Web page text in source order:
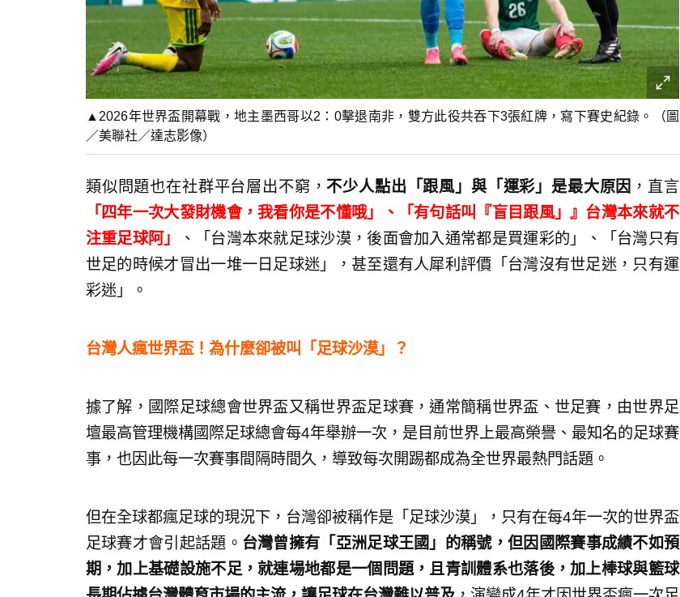
▲2026年世界盃開幕戰，地主墨西哥以2：0擊退南非，雙方此役共吞下3張紅牌，寫下賽史紀錄。（圖
／美聯社／達志影像）
類似問題也在社群平台層出不窮，不少人點出「跟風」與「運彩」是最大原因 ，直言
「四年一次大發財機會，我看你是不懂哦」、「有句話叫『盲目跟風」』台灣本來就不
注重足球阿」
、「台灣本來就足球沙漠，後面會加入通常都是買運彩的」、「台灣只有
世足的時候才冒出一堆一日足球迷」，甚至還有人犀利評價「台灣沒有世足迷，只有運
彩迷」。
台灣人瘋世界盃！為什麼卻被叫「足球沙漠」？
據了解，國際足球總會世界盃又稱世界盃足球賽，通常簡稱世界盃、世足賽，由世界足
壇最高管理機構國際足球總會每4年舉辦一次，是目前世界上最高榮譽、最知名的足球賽
事，也因此每一次賽事間隔時間久，導致每次開踢都成為全世界最熱門話題。
但在全球都瘋足球的現況下，台灣卻被稱作是「足球沙漠」，只有在每4年一次的世界盃
足球賽才會引起話題。 台灣曾擁有「亞洲足球王國」的稱號，但因國際賽事成績不如預
期，加上基礎設施不足，就連場地都是一個問題，且青訓體系也落後，加上棒球與籃球